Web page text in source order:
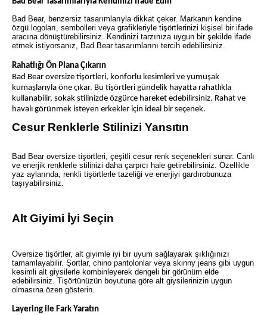
Bad Bear, benzersiz tasarımlarıyla dikkat çeker. Markanın kendine
özgü logoları, sembolleri veya grafikleriyle tişörtlerinizi kişisel bir ifade
aracına dönüştürebilirsiniz. Kendinizi tarzınıza uygun bir şekilde ifade
etmek istiyorsanız, Bad Bear tasarımlarını tercih edebilirsiniz.
Rahatlığı Ön Plana Çıkarın
Bad Bear oversize tişörtleri, konforlu kesimleri ve yumuşak
kumaşlarıyla öne çıkar. Bu tişörtleri gündelik hayatta rahatlıkla
kullanabilir, sokak stilinizde özgürce hareket edebilirsiniz. Rahat ve
havalı görünmek isteyen erkekler için ideal bir seçenek.
Cesur Renklerle Stilinizi Yansıtın
Bad Bear oversize tişörtleri, çeşitli cesur renk seçenekleri sunar. Canlı
ve enerjik renklerle stilinizi daha çarpıcı hale getirebilirsiniz. Özellikle
yaz aylarında, renkli tişörtlerle tazeliği ve enerjiyi gardırobunuza
taşıyabilirsiniz.
Alt Giyimi İyi Seçin
Oversize tişörtler, alt giyimle iyi bir uyum sağlayarak şıklığınızı
tamamlayabilir. Şortlar, chino pantolonlar veya skinny jeans gibi uygun
kesimli alt giysilerle kombinleyerek dengeli bir görünüm elde
edebilirsiniz. Tişörtünüzün boyutuna göre alt giysilerinizin uygun
olmasına özen gösterin.
Layering ile Fark Yaratın